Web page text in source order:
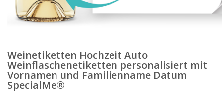
Weinetiketten Hochzeit Auto
Weinflaschenetiketten personalisiert mit
Vornamen und Familienname Datum
SpecialMe®